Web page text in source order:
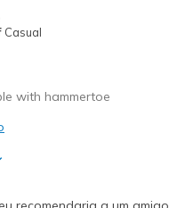
Feels true to size
Casual
with hammertoe